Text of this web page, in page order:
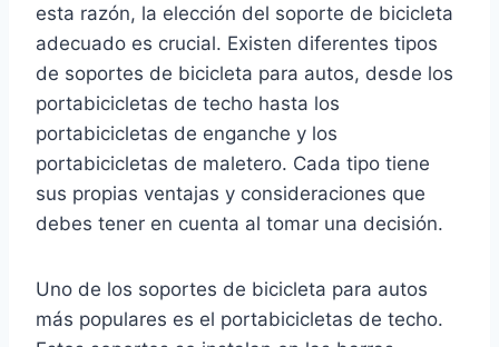
esta razón, la elección del soporte de bicicleta
adecuado es crucial. Existen diferentes tipos
de soportes de bicicleta para autos, desde los
portabicicletas de techo hasta los
portabicicletas de enganche y los
portabicicletas de maletero. Cada tipo tiene
sus propias ventajas y consideraciones que
debes tener en cuenta al tomar una decisión.
Uno de los soportes de bicicleta para autos
más populares es el portabicicletas de techo.